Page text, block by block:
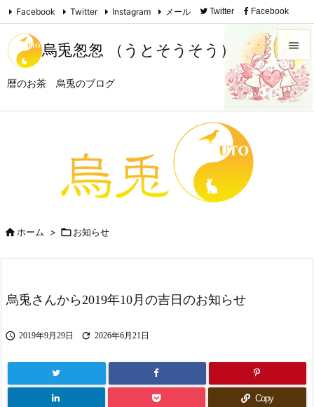
烏兎怱怱 （うとそうそう）
暦のお茶 烏兎のブログ


メニュ

Facebook Twitter Instagram メール Twitter Facebook
Instagram
ホーム > お知らせ
烏兎さんから2019年10月の吉日のお知らせ
 2019年9月29日  2026年6月21日
Copy